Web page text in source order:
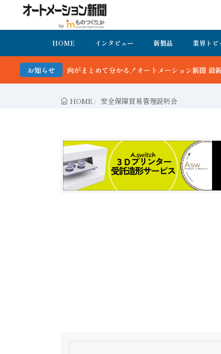
HOME インタビュー 新製品 業界トピ
お知らせ
向がまとめて分かる！オートメーション新聞 最新号＆バックナンバ
HOME 安全保障貿易管理説明会